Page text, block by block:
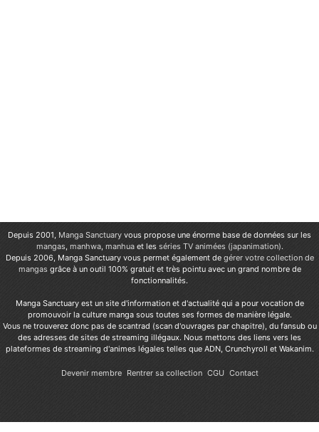
Depuis 2001, Manga Sanctuary vous propose une énorme base de données sur les
mangas, manhwa, manhuaet les séries TV animées (japanimation).
Depuis 2006, Manga Sanctuary vous permet également de gérer votre collection de
mangas grâce à un outil 100% gratuit et très pointu avec un grand nombre de
fonctionnalités.
Manga Sanctuary est un site d'information et d'actualité qui a pour vocation de
promouvoir la culture manga sous toutes ses formes de manière légale.
Vous ne trouverez donc pas de scantrad (scan d'ouvrages par chapitre), du fansub ou
des adresses de sites de streaming illégaux. Nous mettons des liens vers les
plateformes de streaming d'animes légales telles que ADN, Crunchyroll et Wakanim.
Devenir membre Rentrer sa collection CGU Contact